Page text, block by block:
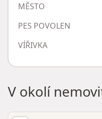
MĚSTO
PES POVOLEN
VÍŘIVKA
V okolí